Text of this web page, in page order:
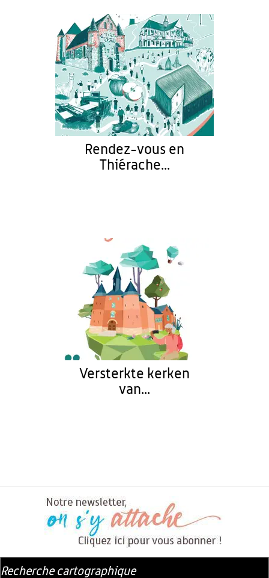
Rendez-vous en
Thiérache...
Versterkte kerken
van...
Recherche cartographique